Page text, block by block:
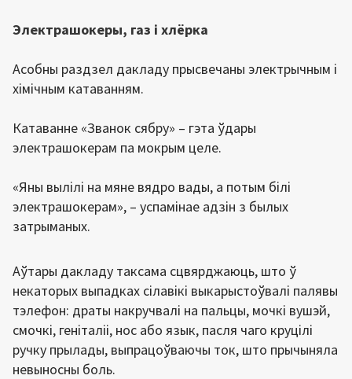
Электрашокеры, газ і хлёрка
Асобны раздзел дакладу прысвечаны электрычным і
хімічным катаванням.
Катаванне «Званок сябру» – гэта ўдары
электрашокерам па мокрым целе.
«Яны вылілі на мяне вядро вады, а потым білі
электрашокерам», – успамінае адзін з былых
затрыманых.
Аўтары дакладу таксама сцвярджаюць, што ў
некаторых выпадках сілавікі выкарыстоўвалі палявы
тэлефон: драты накручвалі на пальцы, мочкі вушэй,
смочкі, геніталіі, нос або язык, пасля чаго круцілі
ручку прылады, выпрацоўваючы ток, што прычыняла
невыносны боль.